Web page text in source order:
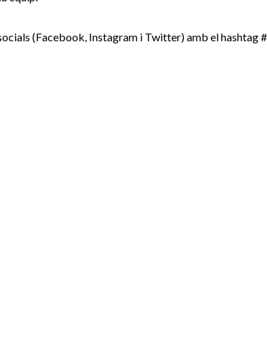
(Facebook, Instagram i Twitter) amb el hashtag